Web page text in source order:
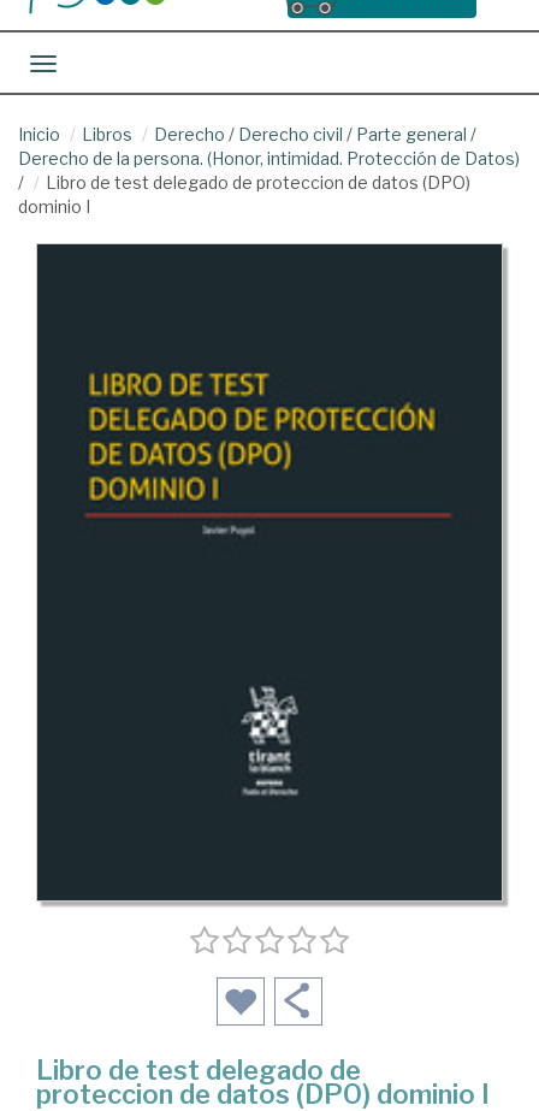
Toggle navigation
Inicio Libros Derecho / Derecho civil / Parte general /
Derecho de la persona. (Honor, intimidad. Protección de Datos)
/
Libro de test delegado de proteccion de datos (DPO)
dominio I
Libro de test delegado de
proteccion de datos (DPO) dominio I